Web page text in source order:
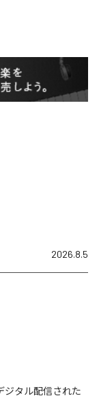
2026.8.5
ジタル配信された